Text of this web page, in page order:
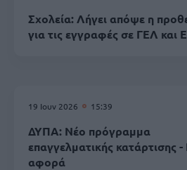
Σχολεία: Λήγει απόψε η
για τις εγγραφές σε ΓΕΛ και
19 Ιουν 2026 15:39
ΔΥΠΑ: Νέο πρόγραμμα
επαγγελματικής κατάρτισης -
αφορά